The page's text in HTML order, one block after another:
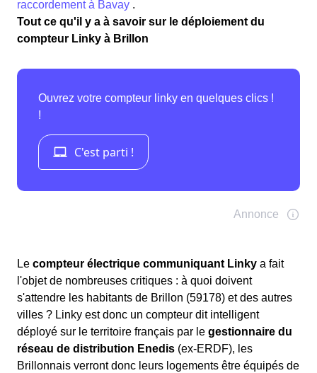
raccordement à Bavay .
Tout ce qu'il y a à savoir sur le déploiement du
compteur Linky à Brillon
Le compteur électrique communiquant Linky a fait
l'objet de nombreuses critiques : à quoi doivent
s'attendre les habitants de Brillon (59178) et des autres
villes ? Linky est donc un compteur dit intelligent
déployé sur le territoire français par le gestionnaire du
réseau de distribution Enedis (ex-ERDF), les
Brillonnais verront donc leurs logements être équipés de